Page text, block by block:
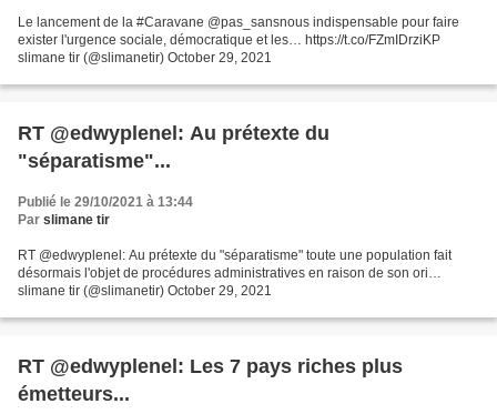
Le lancement de la #Caravane @pas_sansnous indispensable pour faire
exister l'urgence sociale, démocratique et les… https://t.co/FZmIDrziKP
slimane tir (@slimanetir) October 29, 2021
RT @edwyplenel: Au prétexte du
"séparatisme"...
Publié le 29/10/2021 à 13:44
Par slimane tir
RT @edwyplenel: Au prétexte du "séparatisme" toute une population fait
désormais l'objet de procédures administratives en raison de son ori…
slimane tir (@slimanetir) October 29, 2021
RT @edwyplenel: Les 7 pays riches plus
émetteurs...